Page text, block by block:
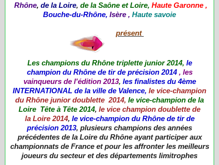
Rhône, dela Loire, de la Saône et Loire, Haute Garonne ,
Bouche-du-Rhône, Isère , Haute savoie
présent
Les champions du Rhône triplette junior 2014, le
champion du Rhône de tir de précision 2014, les
vainqueurs de l'édition2013, les finalistes du 4ème
INTERNATIONAL de la ville de Valence, le vice-champion
du Rhône juniordoublette 2014, le vice-champion de la
Loire Tête à Tête 2014, le vice champion doublette de
la Loire2014, le vice-champion du Rhône de tir de
précision 2013, plusieurs champions des années
précédentes de la Loire du Rhône ayant participer aux
championnats de France et pour les affronter les meilleurs
joueurs du secteur et des départements limitrophes